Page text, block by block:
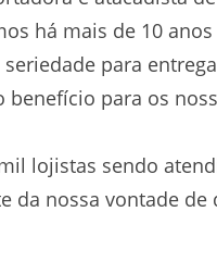
há mais de 10
para
benefício para os
lojistas sendo
da nossa vontade